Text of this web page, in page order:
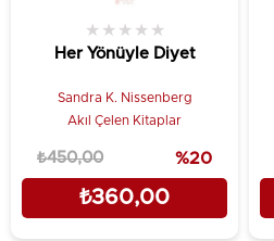
Her Yönüyle Diyet
★ ★ ★ ★ ★
Sandra K. Nissenberg
Akıl Çelen Kitaplar
₺360,00
₺450,00 %20